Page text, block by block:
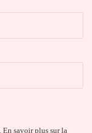
En savoir plus sur la